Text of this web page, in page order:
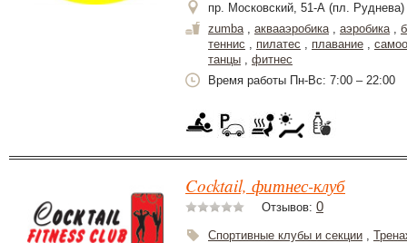
пр. Московский, 51-А (пл. Руднева)
zumba, аквааэробика, аэробика,
теннис , пилатес , плавание ,
танцы , фитнес
Время работы Пн-Вс: 7:00 – 22:00
Cocktail, фитнес-клуб
Отзывов: 0
Спортивные клубы и секции ,